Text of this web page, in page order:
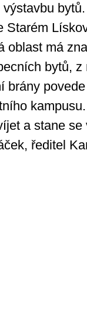
Starém
oblast má
bytů,
brány
a stane
ředitel